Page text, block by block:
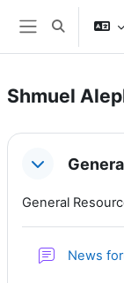
Skip to main content
Side panel
Toggle
Shmuel
Section
General
News